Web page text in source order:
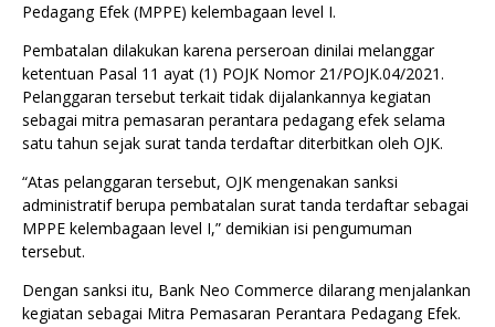
Pedagang Efek (MPPE) kelembagaan level I.
Pembatalan dilakukan karena perseroan dinilai melanggar
ketentuan Pasal 11 ayat (1) POJK Nomor 21/POJK.04/2021.
Pelanggaran tersebut terkait tidak dijalankannya kegiatan
sebagai mitra pemasaran perantara pedagang efek selama
satu tahun sejak surat tanda terdaftar diterbitkan oleh OJK.
“Atas pelanggaran tersebut, OJK mengenakan sanksi
administratif berupa pembatalan surat tanda terdaftar sebagai
MPPE kelembagaan level I,” demikian isi pengumuman
tersebut.
Dengan sanksi itu, Bank Neo Commerce dilarang menjalankan
kegiatan sebagai Mitra Pemasaran Perantara Pedagang Efek.